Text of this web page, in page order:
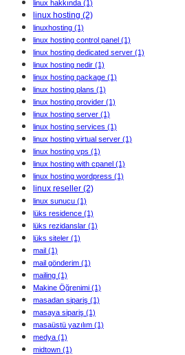
linux hakkında (1)
linux hosting (2)
linuxhosting (1)
linux hosting control panel (1)
linux hosting dedicated server (1)
linux hosting nedir (1)
linux hosting package (1)
linux hosting plans (1)
linux hosting provider (1)
linux hosting server (1)
linux hosting services (1)
linux hosting virtual server (1)
linux hosting vps (1)
linux hosting with cpanel (1)
linux hosting wordpress (1)
linux reseller (2)
linux sunucu (1)
lüks residence (1)
lüks rezidanslar (1)
lüks siteler (1)
mail (1)
mail gönderim (1)
mailing (1)
Makine Öğrenimi (1)
masadan sipariş (1)
masaya sipariş (1)
masaüstü yazılım (1)
medya (1)
midtown (1)